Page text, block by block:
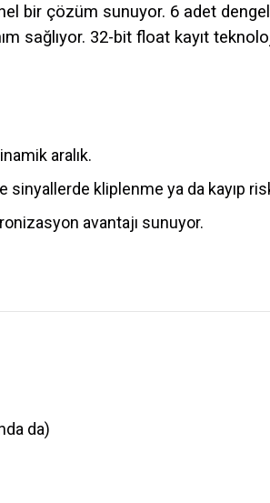
bir çözüm sunuyor. 6 adet
sağlıyor. 32-bit float kayıt
aralık.
kliplenme ya da kayıp
avantajı sunuyor.
da)